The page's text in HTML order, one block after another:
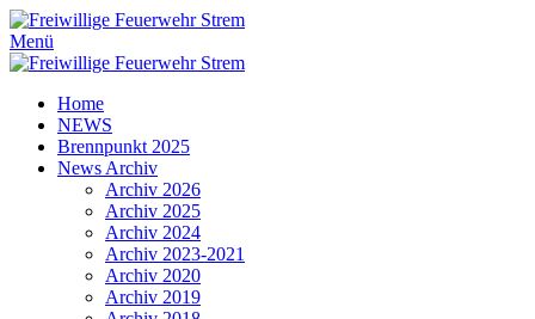
Menü
Home
NEWS
Brennpunkt 2025
News Archiv
Archiv 2026
Archiv 2025
Archiv 2024
Archiv 2023-2021
Archiv 2020
Archiv 2019